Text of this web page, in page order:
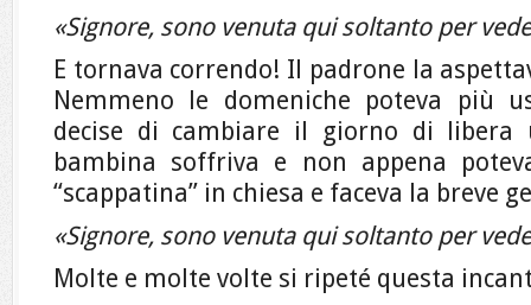
«Signore, sono venuta qui soltanto per
E tornava correndo! Il padrone la
Nemmeno le domeniche poteva più
decise di cambiare il giorno di libera
bambina soffriva e non appena
“scappatina” in chiesa e faceva la breve
«Signore, sono venuta qui soltanto per
Molte e molte volte si ripeté questa